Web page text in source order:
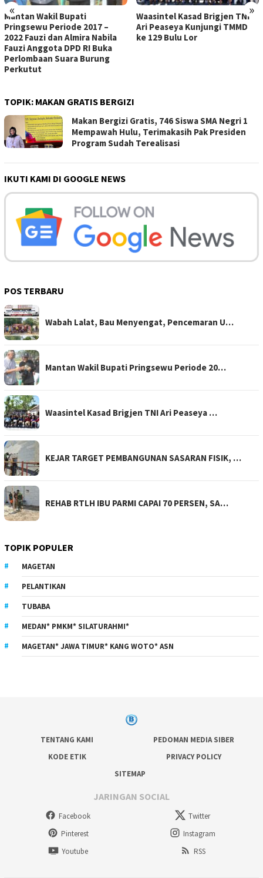
« »
Mantan Wakil Bupati
Pringsewu Periode 2017 –
2022 Fauzi dan Almira Nabila
Fauzi Anggota DPD RI Buka
Perlombaan Suara Burung
Perkutut
Waasintel Kasad Brigjen TNI
Ari Peaseya Kunjungi TMMD
ke 129 Bulu Lor
TOPIK: MAKAN GRATIS BERGIZI
Makan Bergizi Gratis, 746 Siswa SMA Negri 1
Mempawah Hulu, Terimakasih Pak Presiden
Program Sudah Terealisasi
IKUTI KAMI DI GOOGLE NEWS
POS TERBARU
Wabah Lalat, Bau Menyengat, Pencemaran U…
Mantan Wakil Bupati Pringsewu Periode 20…
Waasintel Kasad Brigjen TNI Ari Peaseya …
KEJAR TARGET PEMBANGUNAN SASARAN FISIK, …
REHAB RTLH IBU PARMI CAPAI 70 PERSEN, SA…
TOPIK POPULER
MAGETAN
PELANTIKAN
TUBABA
MEDAN* PMKM* SILATURAHMI*
MAGETAN* JAWA TIMUR* KANG WOTO* ASN
TENTANG KAMI
PEDOMAN MEDIA SIBER
KODE ETIK
PRIVACY POLICY
SITEMAP
JARINGAN SOCIAL
Facebook
Twitter
Pinterest
Instagram
Youtube
RSS